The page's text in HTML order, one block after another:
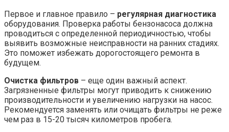
Первое и главное правило – регулярная диагностика
оборудования. Проверка работы бензонасоса должна
проводиться с определенной периодичностью, чтобы
выявить возможные неисправности на ранних стадиях.
Это поможет избежать дорогостоящего ремонта в
будущем.
Очистка фильтров – еще один важный аспект.
Загрязненные фильтры могут приводить к снижению
производительности и увеличению нагрузки на насос.
Рекомендуется заменять или очищать фильтры не реже
чем раз в 15-20 тысяч километров пробега.